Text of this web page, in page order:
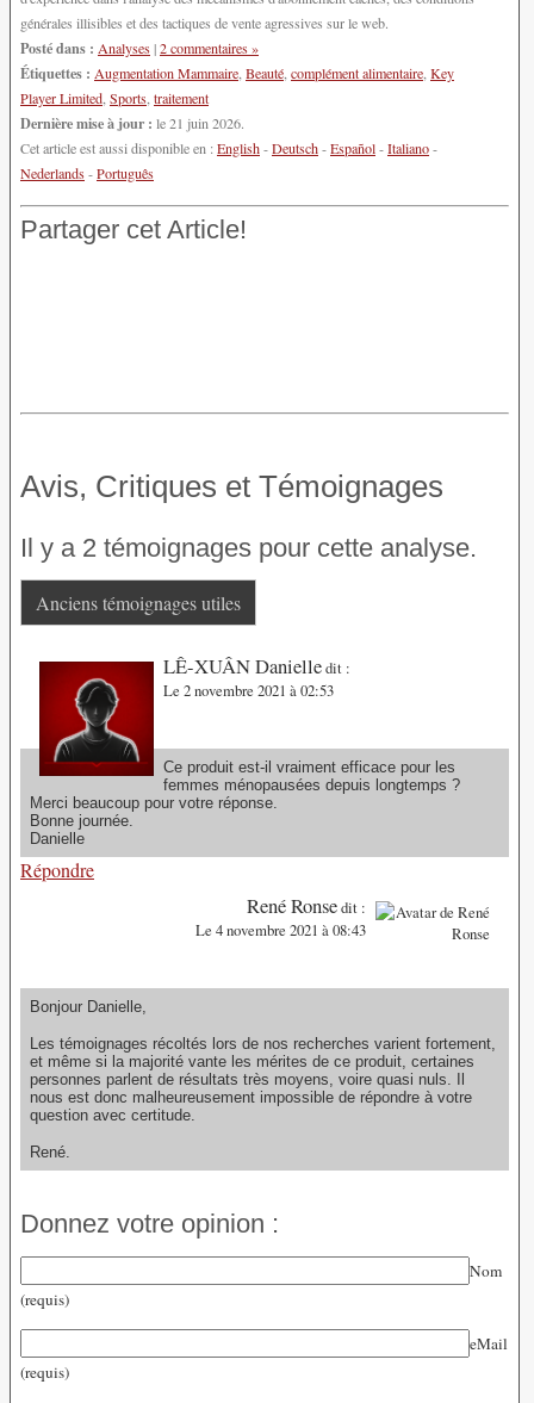
générales illisibles et des tactiques de vente agressives sur le web.
Posté dans : Analyses|2 commentaires »
Étiquettes : Augmentation Mammaire Beauté complément alimentaire Key
Player Limited Sports traitement
Dernière mise à jour : le 21 juin 2026.
Cet article est aussi disponible en :English-Deutsch-Español-Italiano-
Nederlands-Português
Partager cet Article!
Avis, Critiques et Témoignages
Il y a 2 témoignages pour cette analyse.
Anciens témoignages utiles
LÊ-XUÂN Danielledit :
Le 2 novembre 2021 à 02:53
Ce produit est-il vraiment efficace pour les
femmes ménopausées depuis longtemps ?
Merci beaucoup pour votre réponse.
Bonne journée.
Danielle
Répondre
René Ronsedit :
Le 4 novembre 2021 à 08:43
Bonjour Danielle,
Les témoignages récoltés lors de nos recherches varient fortement,
et même si la majorité vante les mérites de ce produit, certaines
personnes parlent de résultats très moyens, voire quasi nuls. Il
nous est donc malheureusement impossible de répondre à votre
question avec certitude.
René.
Donnez votre opinion :
Nom
(requis)
eMail
(requis)